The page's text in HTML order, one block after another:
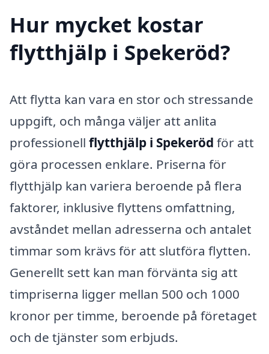
Hur mycket kostar
flytthjälp i Spekeröd?
Att flytta kan vara en stor och stressande
uppgift, och många väljer att anlita
professionell flytthjälp i Spekeröd för att
göra processen enklare. Priserna för
flytthjälp kan variera beroende på flera
faktorer, inklusive flyttens omfattning,
avståndet mellan adresserna och antalet
timmar som krävs för att slutföra flytten.
Generellt sett kan man förvänta sig att
timpriserna ligger mellan 500 och 1000
kronor per timme, beroende på företaget
och de tjänster som erbjuds.